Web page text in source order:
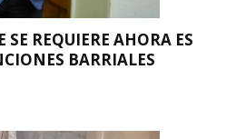
SE REQUIERE AHORA ES
BARRIALES